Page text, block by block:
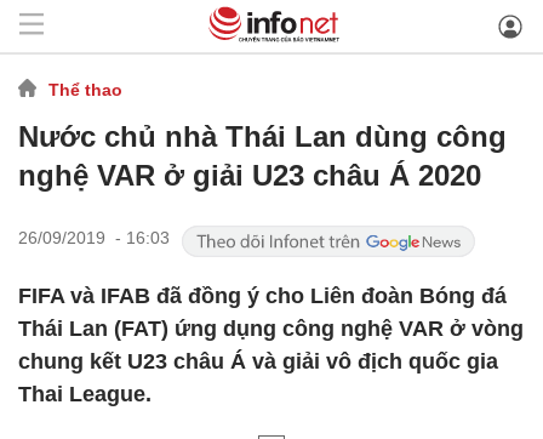
Thể thao
Nước chủ nhà Thái Lan dùng công
nghệ VAR ở giải U23 châu Á 2020
26/09/2019 - 16:03
FIFA và IFAB đã đồng ý cho Liên đoàn Bóng đá
Thái Lan (FAT) ứng dụng công nghệ VAR ở vòng
chung kết U23 châu Á và giải vô địch quốc gia
Thai League.